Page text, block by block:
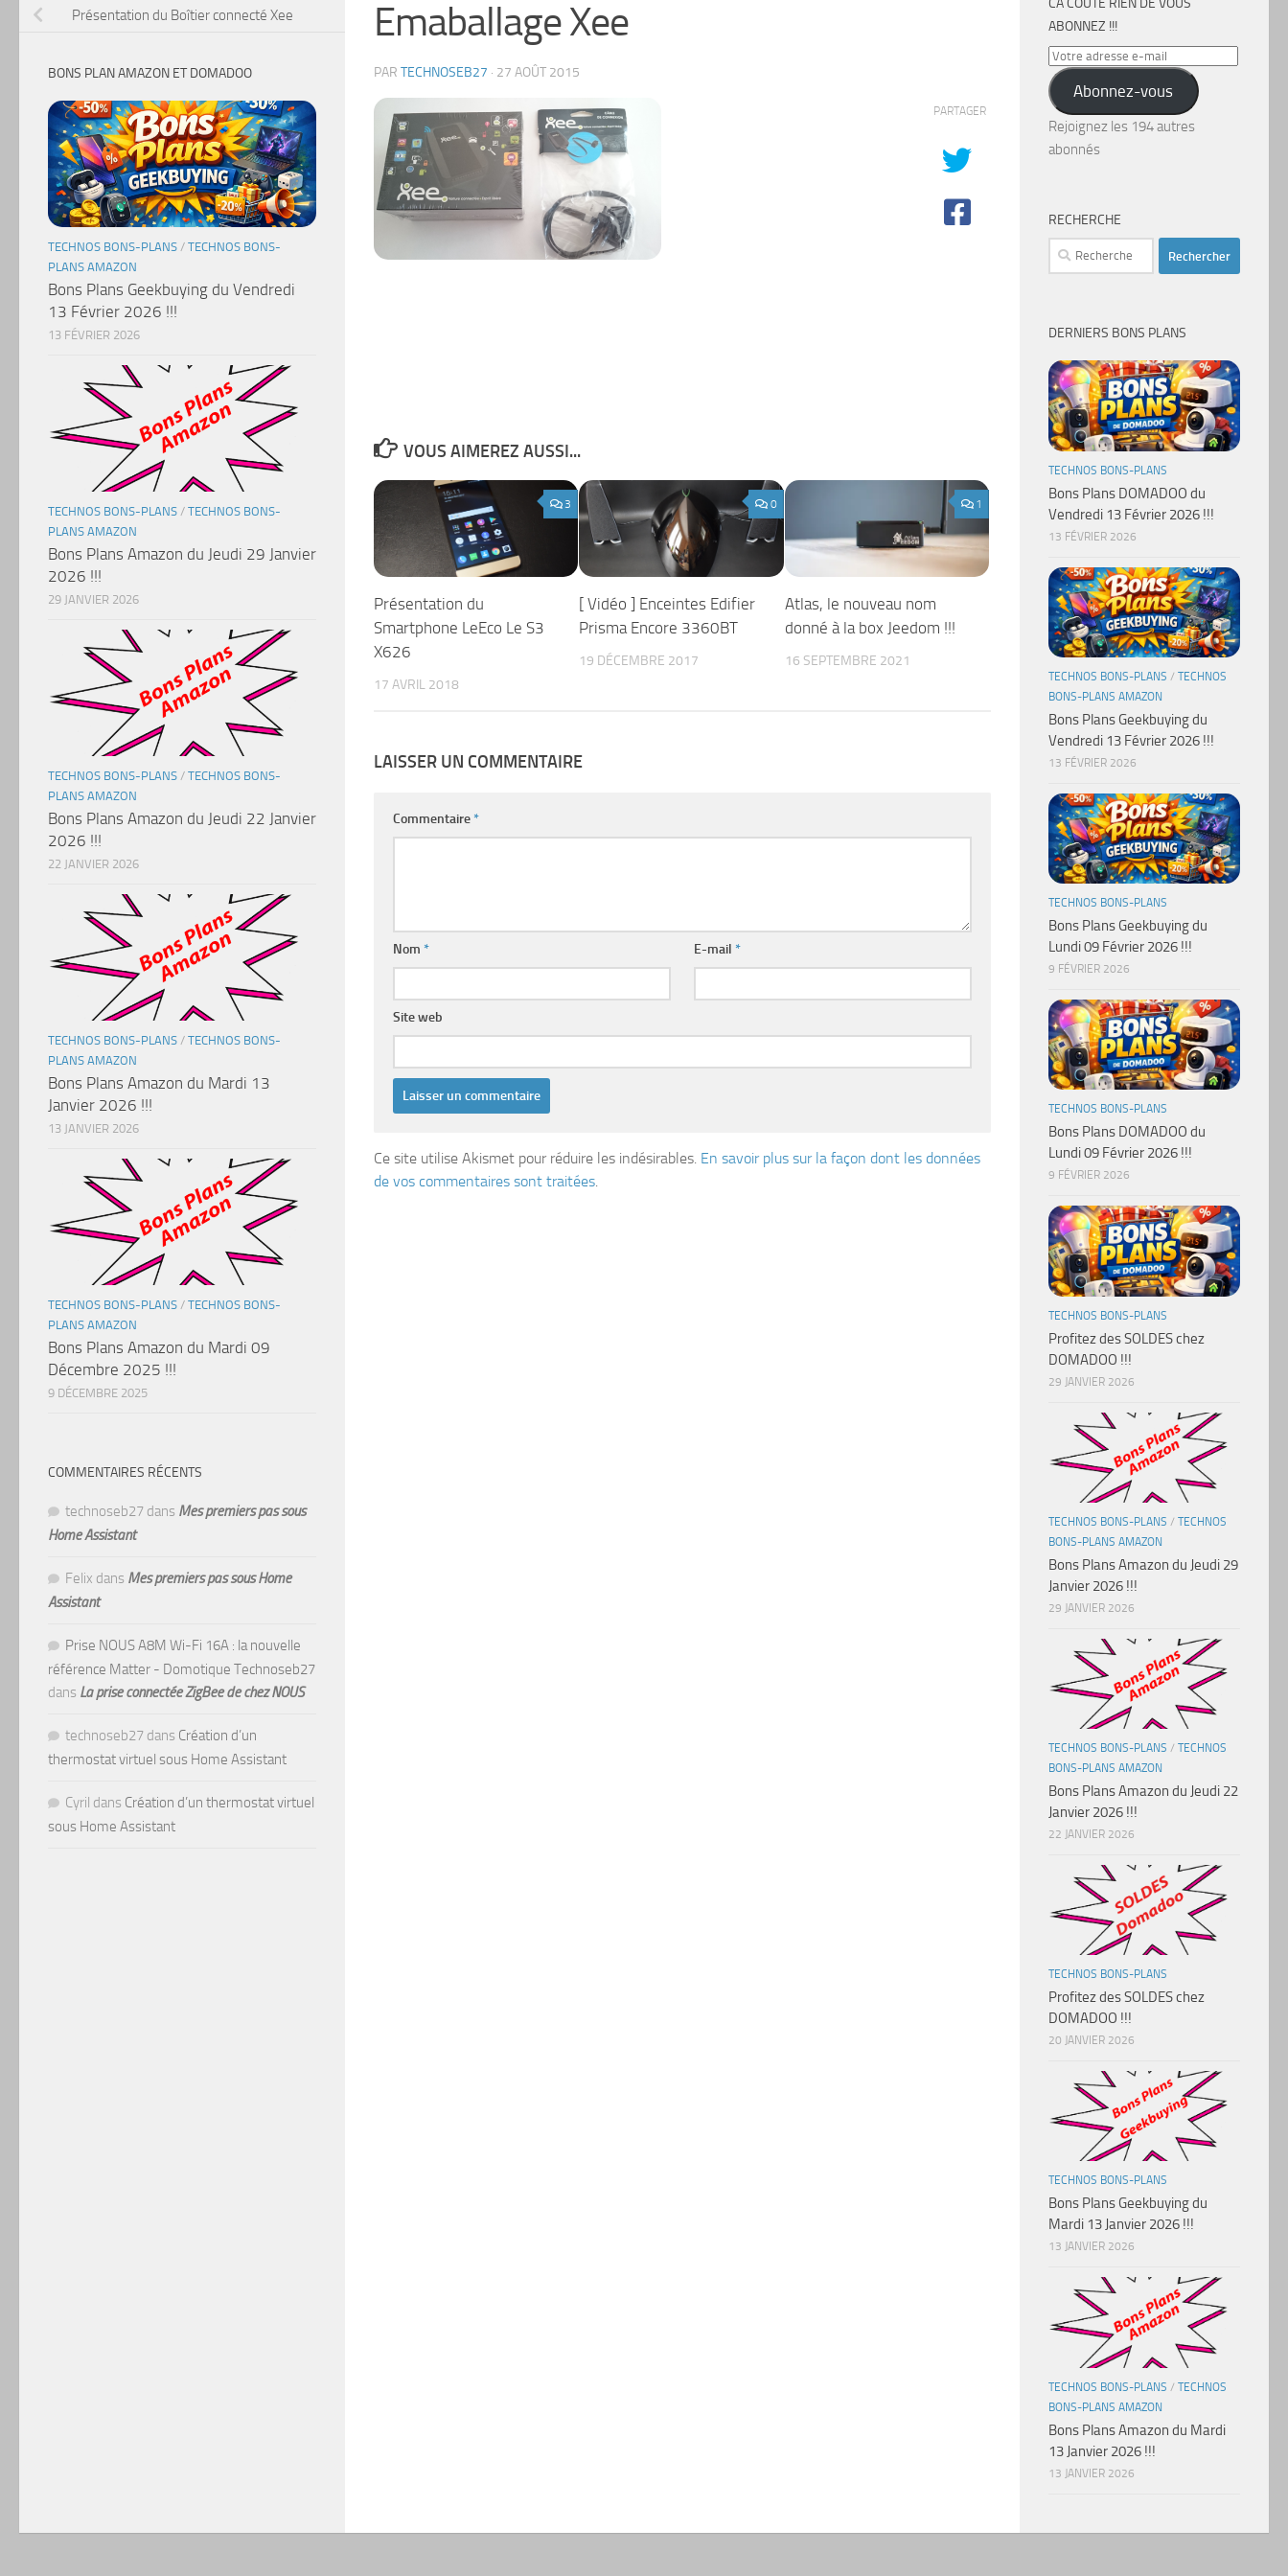
Emaballage Xee
PAR TECHNOSEB27 · 27 AOÛT 2015
PARTAGER
VOUS AIMEREZ AUSSI...
3
Présentation du
Smartphone LeEco Le S3
X626
17 AVRIL 2018
0
[ Vidéo ] Enceintes Edifier
Prisma Encore 3360BT
19 DÉCEMBRE 2017
1
Atlas, le nouveau nom
donné à la box Jeedom !!!
16 SEPTEMBRE 2021
LAISSER UN COMMENTAIRE
Commentaire*
Nom * E-mail*
Site web
Ce site utilise Akismet pour réduire les indésirables. En savoir plus sur la façon dont les données
de vos commentaires sont traitées
Présentation du Boîtier connecté Xee
BONS PLAN AMAZON ET DOMADOO
TECHNOS BONS-PLANS / TECHNOS BONS-
PLANS AMAZON
Bons Plans Geekbuying du Vendredi
13 Février 2026 !!!
13 FÉVRIER 2026
TECHNOS BONS-PLANS / TECHNOS BONS-
PLANS AMAZON
Bons Plans Amazon du Jeudi 29 Janvier
2026 !!!
29 JANVIER 2026
TECHNOS BONS-PLANS / TECHNOS BONS-
PLANS AMAZON
Bons Plans Amazon du Jeudi 22 Janvier
2026 !!!
22 JANVIER 2026
TECHNOS BONS-PLANS / TECHNOS BONS-
PLANS AMAZON
Bons Plans Amazon du Mardi 13
Janvier 2026 !!!
13 JANVIER 2026
TECHNOS BONS-PLANS / TECHNOS BONS-
PLANS AMAZON
Bons Plans Amazon du Mardi 09
Décembre 2025 !!!
9 DÉCEMBRE 2025
COMMENTAIRES RÉCENTS
technoseb27 dans Mes premiers pas sous
Home Assistant
Felix dans Mes premiers pas sous Home
Assistant
Prise NOUS A8M Wi-Fi 16A : la nouvelle
référence Matter - Domotique Technoseb27
dans La prise connectée ZigBee de chez NOUS
technoseb27 dans Création d’un
thermostat virtuel sous Home Assistant
Cyril dans Création d’un thermostat virtuel
sous Home Assistant
CA COÛTE RIEN DE VOUS
ABONNEZ !!!
Votre
adresse
e-
mail
Abonnez-vous
Rejoignez les 194 autres
abonnés
RECHERCHE
Rechercher :
DERNIERS BONS PLANS
TECHNOS BONS-PLANS
Bons Plans DOMADOO du
Vendredi 13 Février 2026 !!!
13 FÉVRIER 2026
TECHNOS BONS-PLANS / TECHNOS
BONS-PLANS AMAZON
Bons Plans Geekbuying du
Vendredi 13 Février 2026 !!!
13 FÉVRIER 2026
TECHNOS BONS-PLANS
Bons Plans Geekbuying du
Lundi 09 Février 2026 !!!
9 FÉVRIER 2026
TECHNOS BONS-PLANS
Bons Plans DOMADOO du
Lundi 09 Février 2026 !!!
9 FÉVRIER 2026
TECHNOS BONS-PLANS
Profitez des SOLDES chez
DOMADOO !!!
29 JANVIER 2026
TECHNOS BONS-PLANS / TECHNOS
BONS-PLANS AMAZON
Bons Plans Amazon du Jeudi 29
Janvier 2026 !!!
29 JANVIER 2026
TECHNOS BONS-PLANS / TECHNOS
BONS-PLANS AMAZON
Bons Plans Amazon du Jeudi 22
Janvier 2026 !!!
22 JANVIER 2026
TECHNOS BONS-PLANS
Profitez des SOLDES chez
DOMADOO !!!
20 JANVIER 2026
TECHNOS BONS-PLANS
Bons Plans Geekbuying du
Mardi 13 Janvier 2026 !!!
13 JANVIER 2026
TECHNOS BONS-PLANS / TECHNOS
BONS-PLANS AMAZON
Bons Plans Amazon du Mardi
13 Janvier 2026 !!!
13 JANVIER 2026